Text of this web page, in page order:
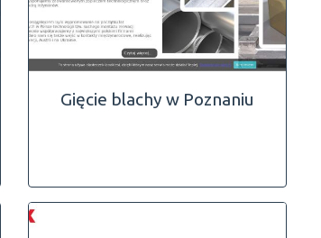
Gięcie blachy w Poznaniu